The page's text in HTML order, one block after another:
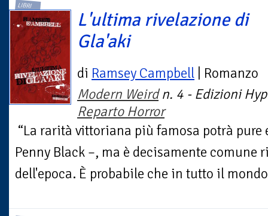
LIBRI
L'ultima rivelazione di
Gla'aki
di Ramsey Campbell | Romanzo
Modern Weirdn. 4 - Edizioni
Reparto Horror
“La rarità vittoriana più famosa potrà pure
Penny Black –, ma è decisamente comune
dell'epoca. È probabile che in tutto il